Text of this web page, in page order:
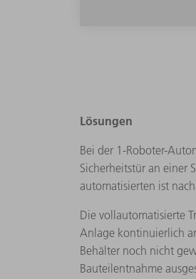
Lösungen
Bei der 1-Roboter-
Sicherheitstür an einer
automatisierten ist
Die vollautomatisierte
Anlage kontinuierlich
Behälter noch nicht
Bauteilentnahme